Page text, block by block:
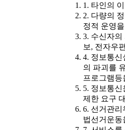
1. 타인의
2. 다량의
정적 운영
3. 수신자의
보, 전자우
4. 정보통신
의 파괴를
프로그램등
5. 정보통
제한 요구
6. 선거관리
법선거운동